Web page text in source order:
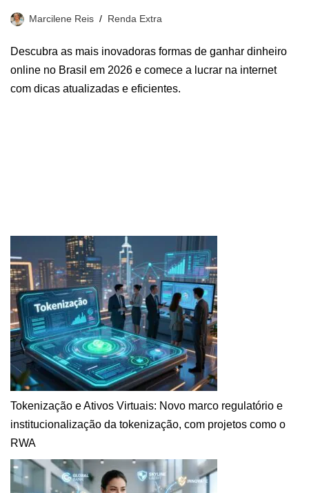
Marcilene Reis Renda Extra
Descubra as mais inovadoras formas de ganhar dinheiro
online no Brasil em 2026 e comece a lucrar na internet
com dicas atualizadas e eficientes.
Tokenização e Ativos Virtuais: Novo marco regulatório e
institucionalização da tokenização, com projetos como o
RWA